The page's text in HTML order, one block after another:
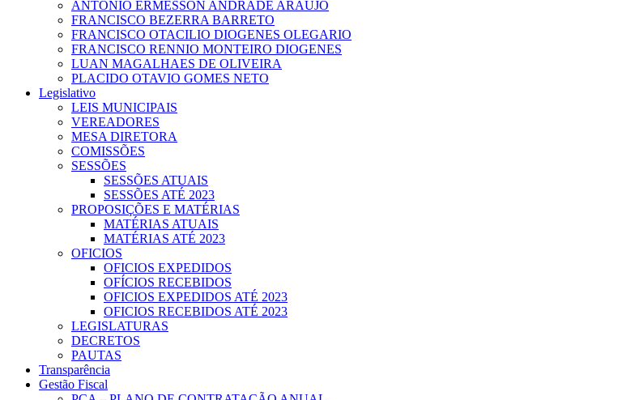
ANTONIO ERMESSON ANDRADE ARAUJO
FRANCISCO BEZERRA BARRETO
FRANCISCO OTACILIO DIOGENES OLEGARIO
FRANCISCO RENNIO MONTEIRO DIOGENES
LUAN MAGALHAES DE OLIVEIRA
PLACIDO OTAVIO GOMES NETO
Legislativo
LEIS MUNICIPAIS
VEREADORES
MESA DIRETORA
COMISSÕES
SESSÕES
SESSÕES ATUAIS
SESSÕES ATÉ 2023
PROPOSIÇÕES E MATÉRIAS
MATÉRIAS ATUAIS
MATÉRIAS ATÉ 2023
OFICIOS
OFICIOS EXPEDIDOS
OFÍCIOS RECEBIDOS
OFICIOS EXPEDIDOS ATÉ 2023
OFICIOS RECEBIDOS ATÉ 2023
LEGISLATURAS
DECRETOS
PAUTAS
Transparência
Gestão Fiscal